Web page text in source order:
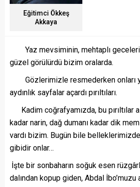
Eğitimci Ökkeş
Akkaya
Yaz mevsiminin, mehtaplı
güzel görülürdü bizim oralarda.
Gözlerimizle resmederken onları
aydınlık sayfalar açardı pırıltıları.
Kadim coğrafyamızda, bu pırıltılar
kadar narin, dağ dumanı kadar dik
vardı bizim. Bugün bile belleklerimizde
gibidir onlar…
İşte bir sonbaharın soğuk esen
dalından kopup giden, Abdal İbo’muzu